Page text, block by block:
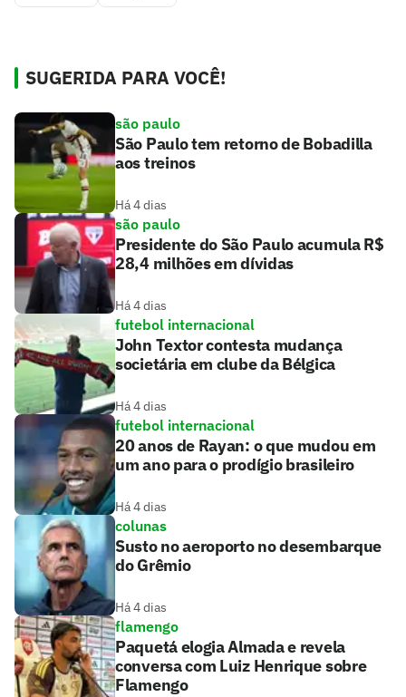
SUGERIDA PARA VOCÊ!
são paulo
São Paulo tem retorno de Bobadilla
aos treinos
Há 4 dias
são paulo
Presidente do São Paulo acumula R$
28,4 milhões em dívidas
Há 4 dias
futebol internacional
John Textor contesta mudança
societária em clube da Bélgica
Há 4 dias
futebol internacional
20 anos de Rayan: o que mudou em
um ano para o prodígio brasileiro
Há 4 dias
colunas
Susto no aeroporto no desembarque
do Grêmio
Há 4 dias
flamengo
Paquetá elogia Almada e revela
conversa com Luiz Henrique sobre
Flamengo